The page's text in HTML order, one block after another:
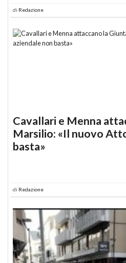
di Redazione
Cavallari e Menna
Marsilio: «Il nuovo
basta»
di Redazione